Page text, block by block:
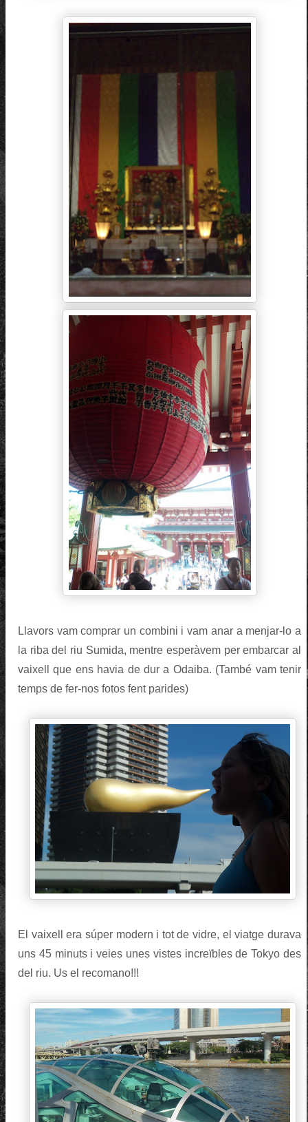
Llavors vam comprar un combini i vam anar a menjar-lo a
la riba del riu Sumida, mentre esperàvem per embarcar al
vaixell que ens havia de dur a Odaiba. (També vam tenir
temps de fer-nos fotos fent parides)
El vaixell era súper modern i tot de vidre, el viatge durava
uns 45 minuts i veies unes vistes increïbles de Tokyo des
del riu. Us el recomano!!!